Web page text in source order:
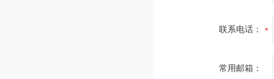
联系电话：
常用邮箱：